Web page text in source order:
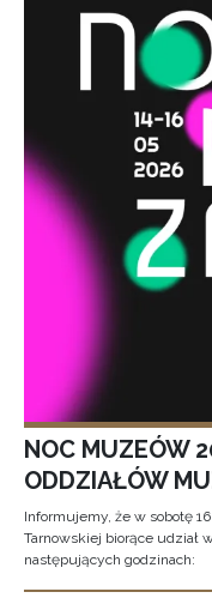
NOC MUZEÓW
ODDZIAŁÓW
Informujemy, że w sobotę
Tarnowskiej biorące udział
następujących godzinach: